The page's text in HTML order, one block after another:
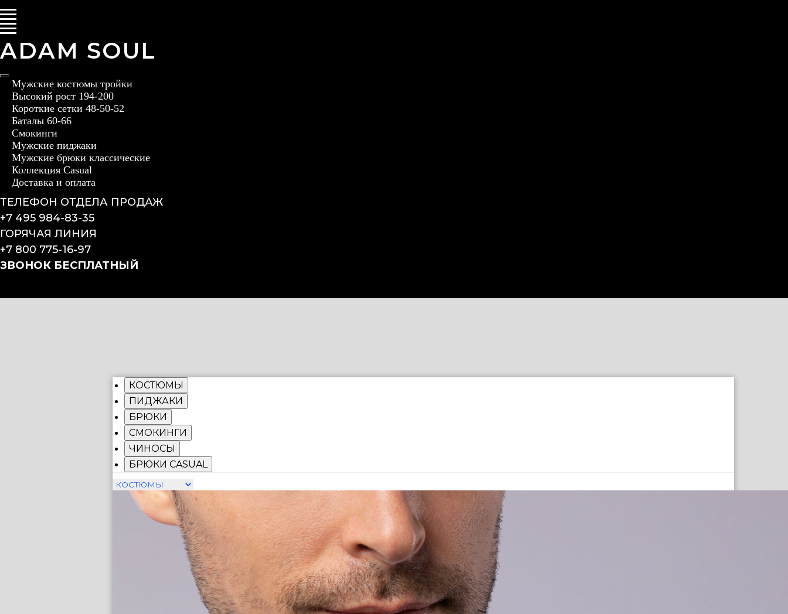
ADAM SOUL
Мужские костюмы тройки
Высокий рост 194-200
Короткие сетки 48-50-52
Баталы 60-66
Смокинги
Мужские пиджаки
Мужские брюки классические
Коллекция Casual
Доставка и оплата
ТЕЛЕФОН ОТДЕЛА ПРОДАЖ
+7 495 984-83-35
ГОРЯЧАЯ ЛИНИЯ
+7 800 775-16-97
ЗВОНОК БЕСПЛАТНЫЙ
КОСТЮМЫ
ПИДЖАКИ
БРЮКИ
СМОКИНГИ
ЧИНОСЫ
БРЮКИ CASUAL